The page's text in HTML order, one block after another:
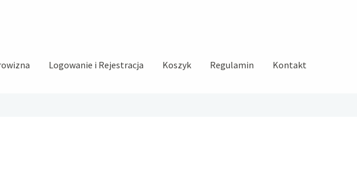
Logowanie i Rejestracja Koszyk Regulamin Kontakt